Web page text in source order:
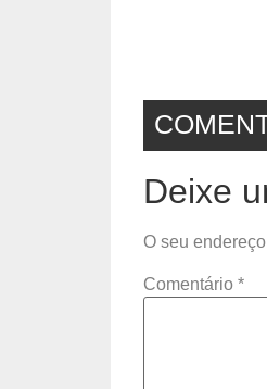
Deixe
O seu
Comentário *